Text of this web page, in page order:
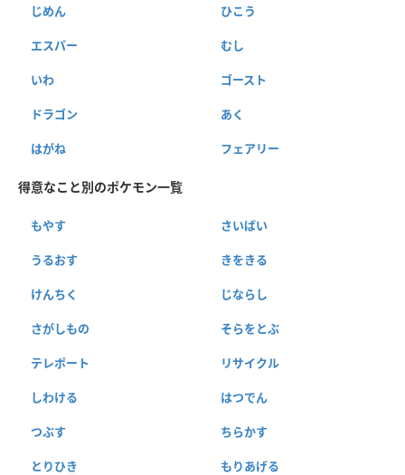
じめん ひこう
エスパー むし
いわ ゴースト
ドラゴン あく
はがね フェアリー
得意なこと別のポケモン一覧
もやす さいばい
うるおす きをきる
けんちく じならし
さがしもの そらをとぶ
テレポート リサイクル
しわける はつでん
つぶす ちらかす
とりひき もりあげる